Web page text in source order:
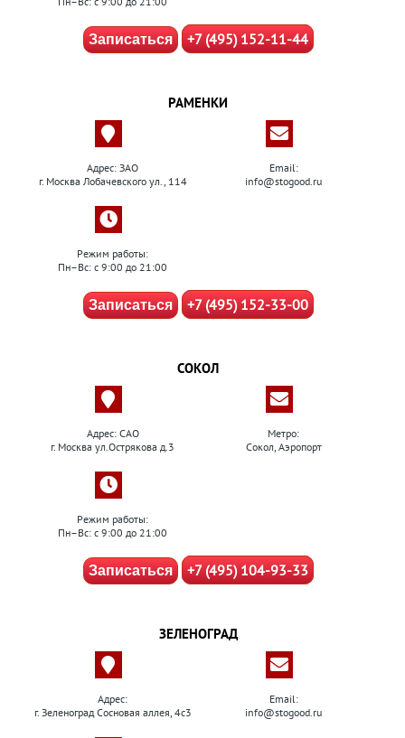
Записаться +7 (495) 152-11-44
РАМЕНКИ
Адрес: ЗАО
г. Москва Лобачевского ул., 114
Email:
info@stogood.ru
Режим работы:
Пн–Вс: с 9:00 до 21:00
Записаться +7 (495) 152-33-00
СОКОЛ
Адрес: САО
г. Москва ул.Острякова д.3
Метро:
Сокол, Аэропорт
Режим работы:
Пн–Вс: с 9:00 до 21:00
Записаться +7 (495) 104-93-33
ЗЕЛЕНОГРАД
Адрес:
г. Зеленоград Сосновая аллея, 4с3
Email:
info@stogood.ru